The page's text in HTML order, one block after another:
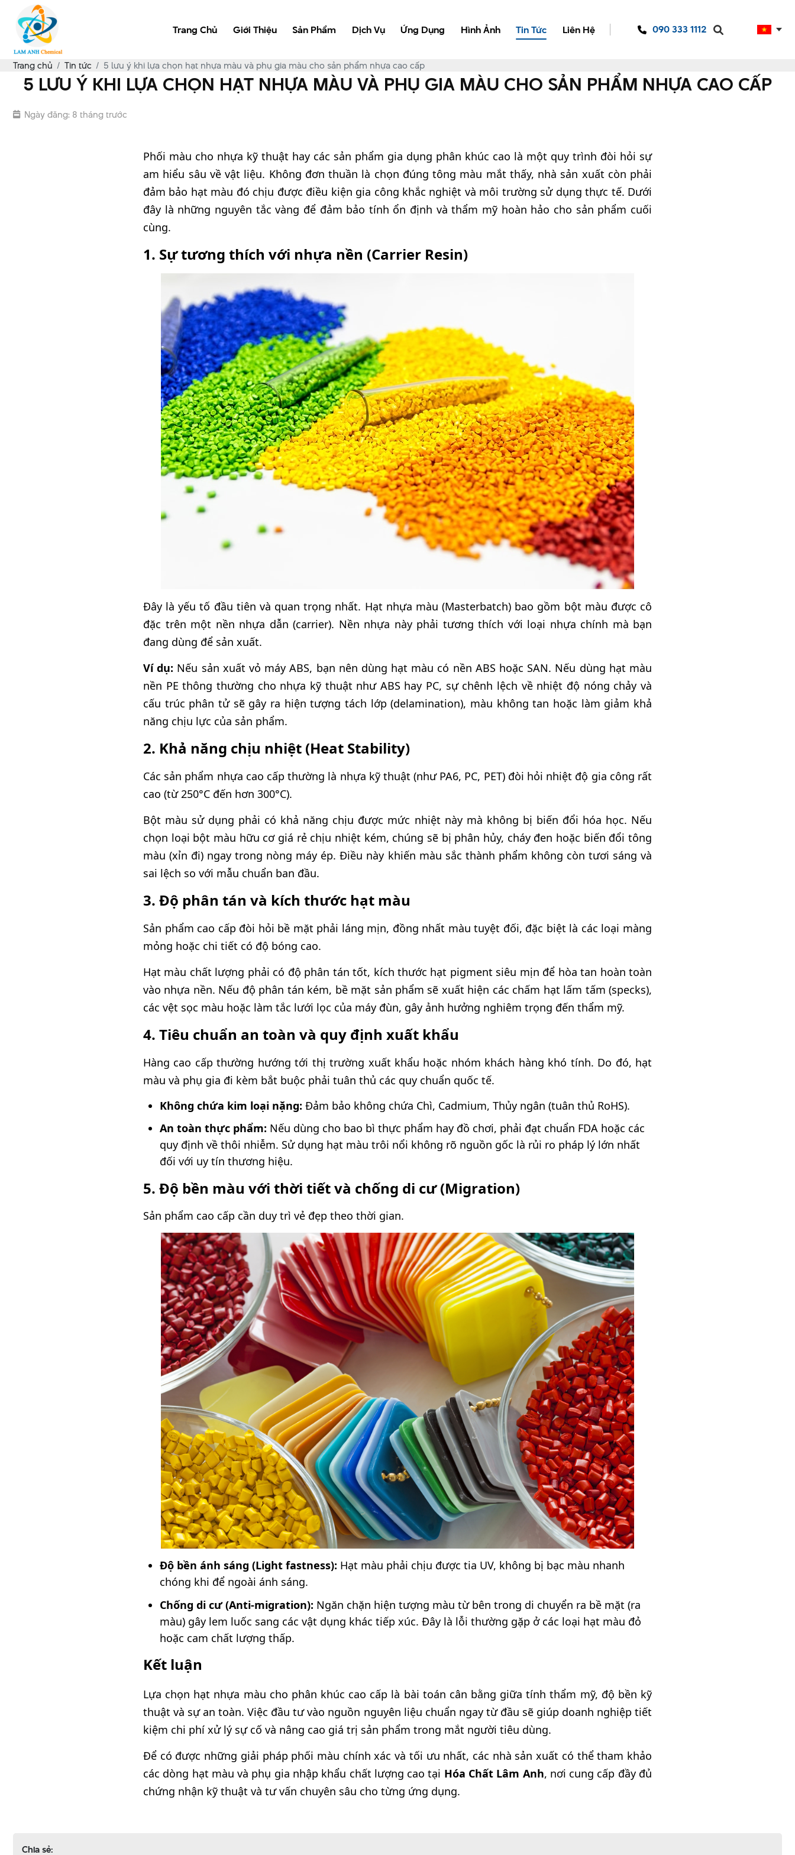
Trang Chủ Giới Thiệu Sản Phẩm Dịch Vụ Ứng Dụng Hình Ảnh Tin Tức Liên Hệ 090 333 1112
Trang chủ Tin tức 5 lưu ý khi lựa chọn hạt nhựa màu và phụ gia màu cho sản phẩm nhựa cao cấp
5 LƯU Ý KHI LỰA CHỌN HẠT NHỰA MÀU VÀ PHỤ GIA MÀU CHO SẢN PHẨM NHỰA CAO CẤP
Ngày đăng: 8 tháng trước
Phối màu cho nhựa kỹ thuật hay các sản phẩm gia dụng phân khúc cao là một quy trình đòi hỏi sự
am hiểu sâu về vật liệu. Không đơn thuần là chọn đúng tông màu mắt thấy, nhà sản xuất còn phải
đảm bảo hạt màu đó chịu được điều kiện gia công khắc nghiệt và môi trường sử dụng thực tế. Dưới
đây là những nguyên tắc vàng để đảm bảo tính ổn định và thẩm mỹ hoàn hảo cho sản phẩm cuối
cùng.
1. Sự tương thích với nhựa nền (Carrier Resin)
Đây là yếu tố đầu tiên và quan trọng nhất. Hạt nhựa màu (Masterbatch) bao gồm bột màu được cô
đặc trên một nền nhựa dẫn (carrier). Nền nhựa này phải tương thích với loại nhựa chính mà bạn
đang dùng để sản xuất.
Ví dụ: Nếu sản xuất vỏ máy ABS, bạn nên dùng hạt màu có nền ABS hoặc SAN. Nếu dùng hạt màu
nền PE thông thường cho nhựa kỹ thuật như ABS hay PC, sự chênh lệch về nhiệt độ nóng chảy và
cấu trúc phân tử sẽ gây ra hiện tượng tách lớp (delamination), màu không tan hoặc làm giảm khả
năng chịu lực của sản phẩm.
2. Khả năng chịu nhiệt (Heat Stability)
Các sản phẩm nhựa cao cấp thường là nhựa kỹ thuật (như PA6, PC, PET) đòi hỏi nhiệt độ gia công rất
cao (từ 250°C đến hơn 300°C).
Bột màu sử dụng phải có khả năng chịu được mức nhiệt này mà không bị biến đổi hóa học. Nếu
chọn loại bột màu hữu cơ giá rẻ chịu nhiệt kém, chúng sẽ bị phân hủy, cháy đen hoặc biến đổi tông
màu (xỉn đi) ngay trong nòng máy ép. Điều này khiến màu sắc thành phẩm không còn tươi sáng và
sai lệch so với mẫu chuẩn ban đầu.
3. Độ phân tán và kích thước hạt màu
Sản phẩm cao cấp đòi hỏi bề mặt phải láng mịn, đồng nhất màu tuyệt đối, đặc biệt là các loại màng
mỏng hoặc chi tiết có độ bóng cao.
Hạt màu chất lượng phải có độ phân tán tốt, kích thước hạt pigment siêu mịn để hòa tan hoàn toàn
vào nhựa nền. Nếu độ phân tán kém, bề mặt sản phẩm sẽ xuất hiện các chấm hạt lấm tấm (specks),
các vệt sọc màu hoặc làm tắc lưới lọc của máy đùn, gây ảnh hưởng nghiêm trọng đến thẩm mỹ.
4. Tiêu chuẩn an toàn và quy định xuất khẩu
Hàng cao cấp thường hướng tới thị trường xuất khẩu hoặc nhóm khách hàng khó tính. Do đó, hạt
màu và phụ gia đi kèm bắt buộc phải tuân thủ các quy chuẩn quốc tế.
Không chứa kim loại nặng: Đảm bảo không chứa Chì, Cadmium, Thủy ngân (tuân thủ RoHS).
An toàn thực phẩm: Nếu dùng cho bao bì thực phẩm hay đồ chơi, phải đạt chuẩn FDA hoặc các
quy định về thôi nhiễm. Sử dụng hạt màu trôi nổi không rõ nguồn gốc là rủi ro pháp lý lớn nhất
đối với uy tín thương hiệu.
5. Độ bền màu với thời tiết và chống di cư (Migration)
Sản phẩm cao cấp cần duy trì vẻ đẹp theo thời gian.
Độ bền ánh sáng (Light fastness): Hạt màu phải chịu được tia UV, không bị bạc màu nhanh
chóng khi để ngoài ánh sáng.
Chống di cư (Anti-migration): Ngăn chặn hiện tượng màu từ bên trong di chuyển ra bề mặt (ra
màu) gây lem luốc sang các vật dụng khác tiếp xúc. Đây là lỗi thường gặp ở các loại hạt màu đỏ
hoặc cam chất lượng thấp.
Kết luận
Lựa chọn hạt nhựa màu cho phân khúc cao cấp là bài toán cân bằng giữa tính thẩm mỹ, độ bền kỹ
thuật và sự an toàn. Việc đầu tư vào nguồn nguyên liệu chuẩn ngay từ đầu sẽ giúp doanh nghiệp tiết
kiệm chi phí xử lý sự cố và nâng cao giá trị sản phẩm trong mắt người tiêu dùng.
Để có được những giải pháp phối màu chính xác và tối ưu nhất, các nhà sản xuất có thể tham khảo
các dòng hạt màu và phụ gia nhập khẩu chất lượng cao tại Hóa Chất Lâm Anh, nơi cung cấp đầy đủ
chứng nhận kỹ thuật và tư vấn chuyên sâu cho từng ứng dụng.
Chia sẻ: